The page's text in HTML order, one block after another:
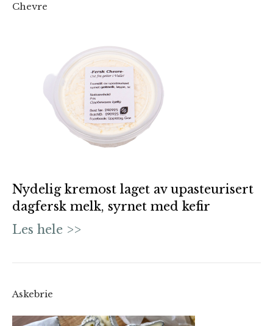
Chevre
Nydelig kremost laget av upasteurisert
dagfersk melk, syrnet med kefir
Les hele >>
Askebrie